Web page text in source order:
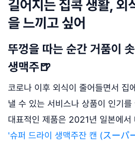
길어지는 집콕 생활, 외
을 느끼고 싶어
뚜껑을 따는 순간 거품이
생맥주🍺
코로나 이후 외식이 줄어들면서 집
낼 수 있는 서비스나 상품이 인기
대표적인 제품은 2021년 일본에서
'슈퍼 드라이 생맥주잔 캔 (スー